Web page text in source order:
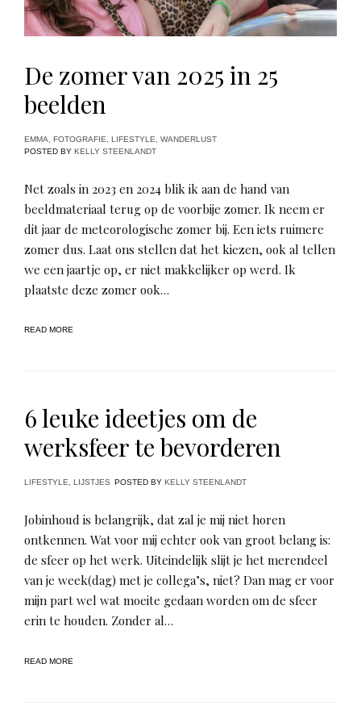
De zomer van 2025 in 25
beelden
EMMA FOTOGRAFIE LIFESTYLE
WANDERLUST
POSTED BY KELLY STEENLANDT
Net zoals in 2023 en 2024 blik ik aan de hand van
beeldmateriaal terug op de voorbije zomer. Ik neem er
dit jaar de meteorologische zomer bij. Een iets ruimere
zomer dus. Laat ons stellen dat het kiezen, ook al tellen
we een jaartje op, er niet makkelijker op werd. Ik
plaatste deze zomer ook…
READ MORE
6 leuke ideetjes om de
werksfeer te bevorderen
LIFESTYLE LIJSTJES POSTED BY KELLY STEENLANDT
Jobinhoud is belangrijk, dat zal je mij niet horen
ontkennen. Wat voor mij echter ook van groot belang is:
de sfeer op het werk. Uiteindelijk slijt je het merendeel
van je week(dag) met je collega’s, niet? Dan mag er voor
mijn part wel wat moeite gedaan worden om de sfeer
erin te houden. Zonder al…
READ MORE